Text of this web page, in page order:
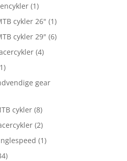
(1)
cykler 26" (1)
cykler 29" (6)
(4)
gear
cykler (8)
(2)
(1)